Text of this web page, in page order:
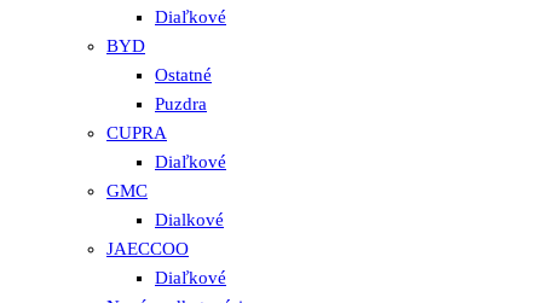
Diaľkové
BYD
Ostatné
Puzdra
CUPRA
Diaľkové
GMC
Dialkové
JAECCOO
Diaľkové